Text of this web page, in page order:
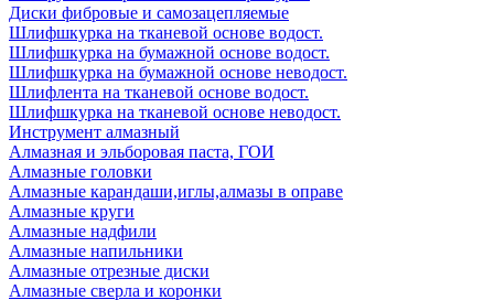
Диски фибровые и самозацепляемые
Шлифшкурка на тканевой основе водост.
Шлифшкурка на бумажной основе водост.
Шлифшкурка на бумажной основе неводост.
Шлифлента на тканевой основе водост.
Шлифшкурка на тканевой основе неводост.
Инструмент алмазный
Алмазная и эльборовая паста, ГОИ
Алмазные головки
Алмазные карандаши,иглы,алмазы в оправе
Алмазные круги
Алмазные надфили
Алмазные напильники
Алмазные отрезные диски
Алмазные сверла и коронки